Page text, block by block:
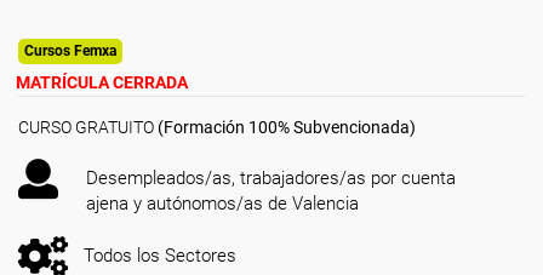
Cursos Femxa
MATRÍCULA CERRADA
CURSO GRATUITO (Formación 100% Subvencionada)
Desempleados/as, trabajadores/as por cuenta
ajena y autónomos/as de Valencia
Todos los Sectores